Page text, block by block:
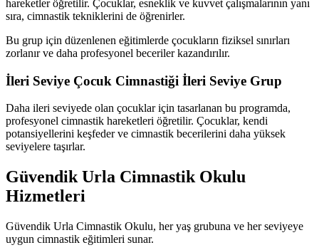
hareketler öğretilir. Çocuklar, esneklik ve kuvvet çalışmalarının yanı
sıra, cimnastik tekniklerini de öğrenirler.
Bu grup için düzenlenen eğitimlerde çocukların fiziksel sınırları
zorlanır ve daha profesyonel beceriler kazandırılır.
İleri Seviye Çocuk Cimnastiği İleri Seviye Grup
Daha ileri seviyede olan çocuklar için tasarlanan bu programda,
profesyonel cimnastik hareketleri öğretilir. Çocuklar, kendi
potansiyellerini keşfeder ve cimnastik becerilerini daha yüksek
seviyelere taşırlar.
Güvendik Urla Cimnastik Okulu
Hizmetleri
Güvendik Urla Cimnastik Okulu, her yaş grubuna ve her seviyeye
uygun cimnastik eğitimleri sunar.